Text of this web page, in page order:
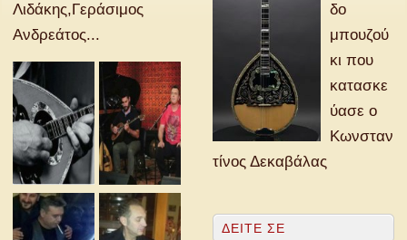
Λιδάκης,Γεράσιμος
Ανδρεάτος...
δο
μπουζού
κι που
κατασκε
ύασε ο
Κωνσταν
τίνος Δεκαβάλας
ΔΕΊΤΕ ΣΕ